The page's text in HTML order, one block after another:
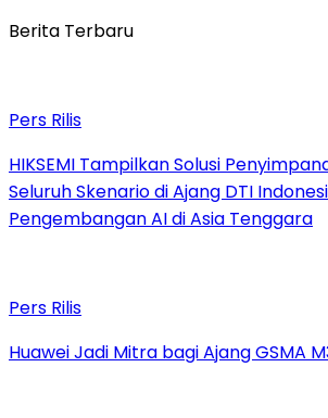
Berita Terbaru
Pers Rilis
HIKSEMI Tampilkan Solusi
Seluruh Skenario di Ajang DTI
Pengembangan AI di Asia Tenggara
Pers Rilis
Huawei Jadi Mitra bagi Ajang GSMA